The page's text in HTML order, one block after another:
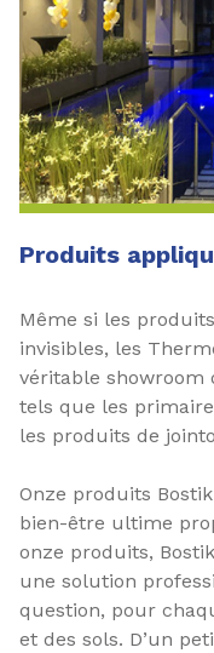
Produits
Même si les
invisibles, les
véritable showroom
tels que les
les produits de
Onze produits
bien-être ultime
onze produits,
une solution
question, pour
et des sols. D’un